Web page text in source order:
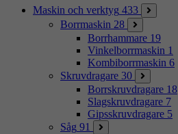
Maskin och verktyg 433
Borrmaskin 28
Borrhammare 19
Vinkelborrmaskin 1
Kombiborrmaskin 6
Skruvdragare 30
Borrskruvdragare 18
Slagskruvdragare 7
Gipsskruvdragare 5
Såg 91